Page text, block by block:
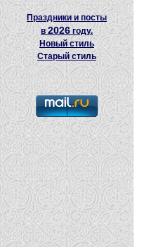
Праздники и посты
в2026 году.
Новый стиль
Старый стиль